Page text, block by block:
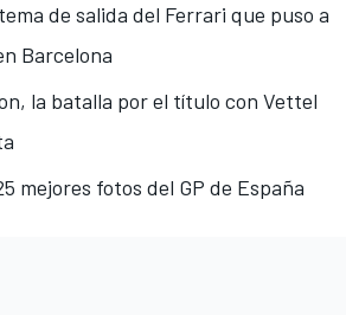
de salida del Ferrari que puso a
Barcelona
la batalla por el título con Vettel
mejores fotos del GP de España